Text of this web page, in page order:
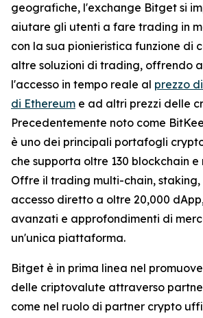
geografiche, l'exchange Bitget si
aiutare gli utenti a fare trading in
con la sua pionieristica funzione di
altre soluzioni di trading, offrendo
l'accesso in tempo reale al prezzo
di Ethereum e ad altri prezzi delle
Precedentemente noto come
è uno dei principali portafogli
che supporta oltre 130 blockchain e
Offre il trading multi-chain,
accesso diretto a oltre 20,000
avanzati e approfondimenti di
un'unica piattaforma.
Bitget è in prima linea nel
delle criptovalute attraverso
come nel ruolo di partner crypto